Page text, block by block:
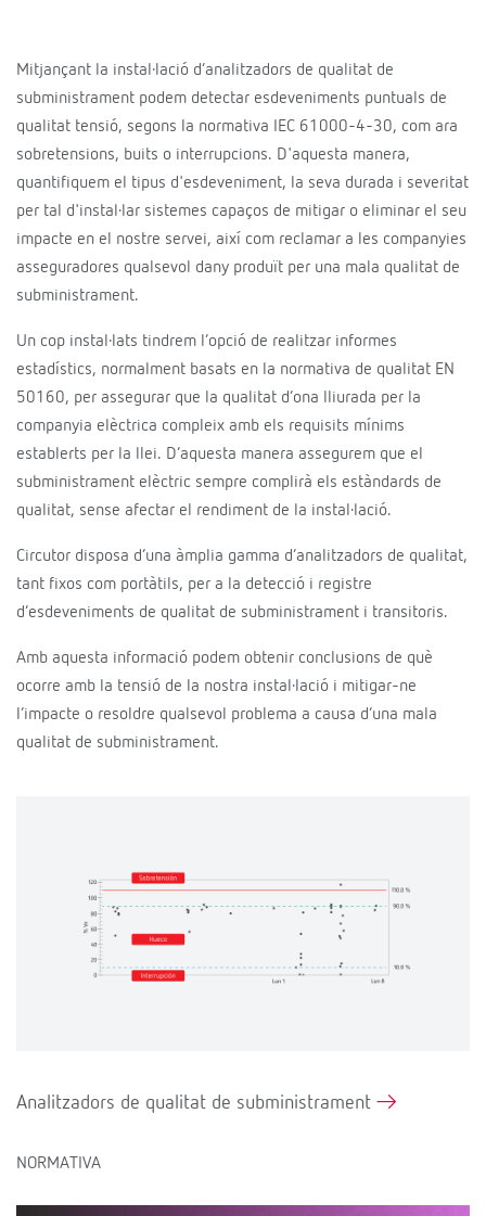
Mitjançant la instal·lació d’analitzadors de qualitat de
subministrament podem detectar esdeveniments puntuals de
qualitat tensió, segons la normativa IEC 61000-4-30, com ara
sobretensions, buits o interrupcions. D'aquesta manera,
quantifiquem el tipus d'esdeveniment, la seva durada i severitat
per tal d'instal·lar sistemes capaços de mitigar o eliminar el seu
impacte en el nostre servei, així com reclamar a les companyies
asseguradores qualsevol dany produït per una mala qualitat de
subministrament.
Un cop instal·lats tindrem l’opció de realitzar informes
estadístics, normalment basats en la normativa de qualitat EN
50160, per assegurar que la qualitat d’ona lliurada per la
companyia elèctrica compleix amb els requisits mínims
establerts per la llei. D’aquesta manera assegurem que el
subministrament elèctric sempre complirà els estàndards de
qualitat, sense afectar el rendiment de la instal·lació.
Circutor disposa d’una àmplia gamma d’analitzadors de qualitat,
tant fixos com portàtils, per a la detecció i registre
d’esdeveniments de qualitat de subministrament i transitoris.
Amb aquesta informació podem obtenir conclusions de què
ocorre amb la tensió de la nostra instal·lació i mitigar-ne
l’impacte o resoldre qualsevol problema a causa d’una mala
qualitat de subministrament.
Analitzadors de qualitat de subministrament
NORMATIVA